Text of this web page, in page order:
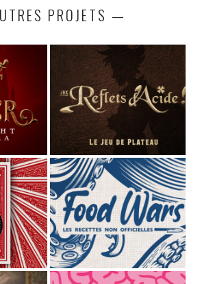
PROJETS —